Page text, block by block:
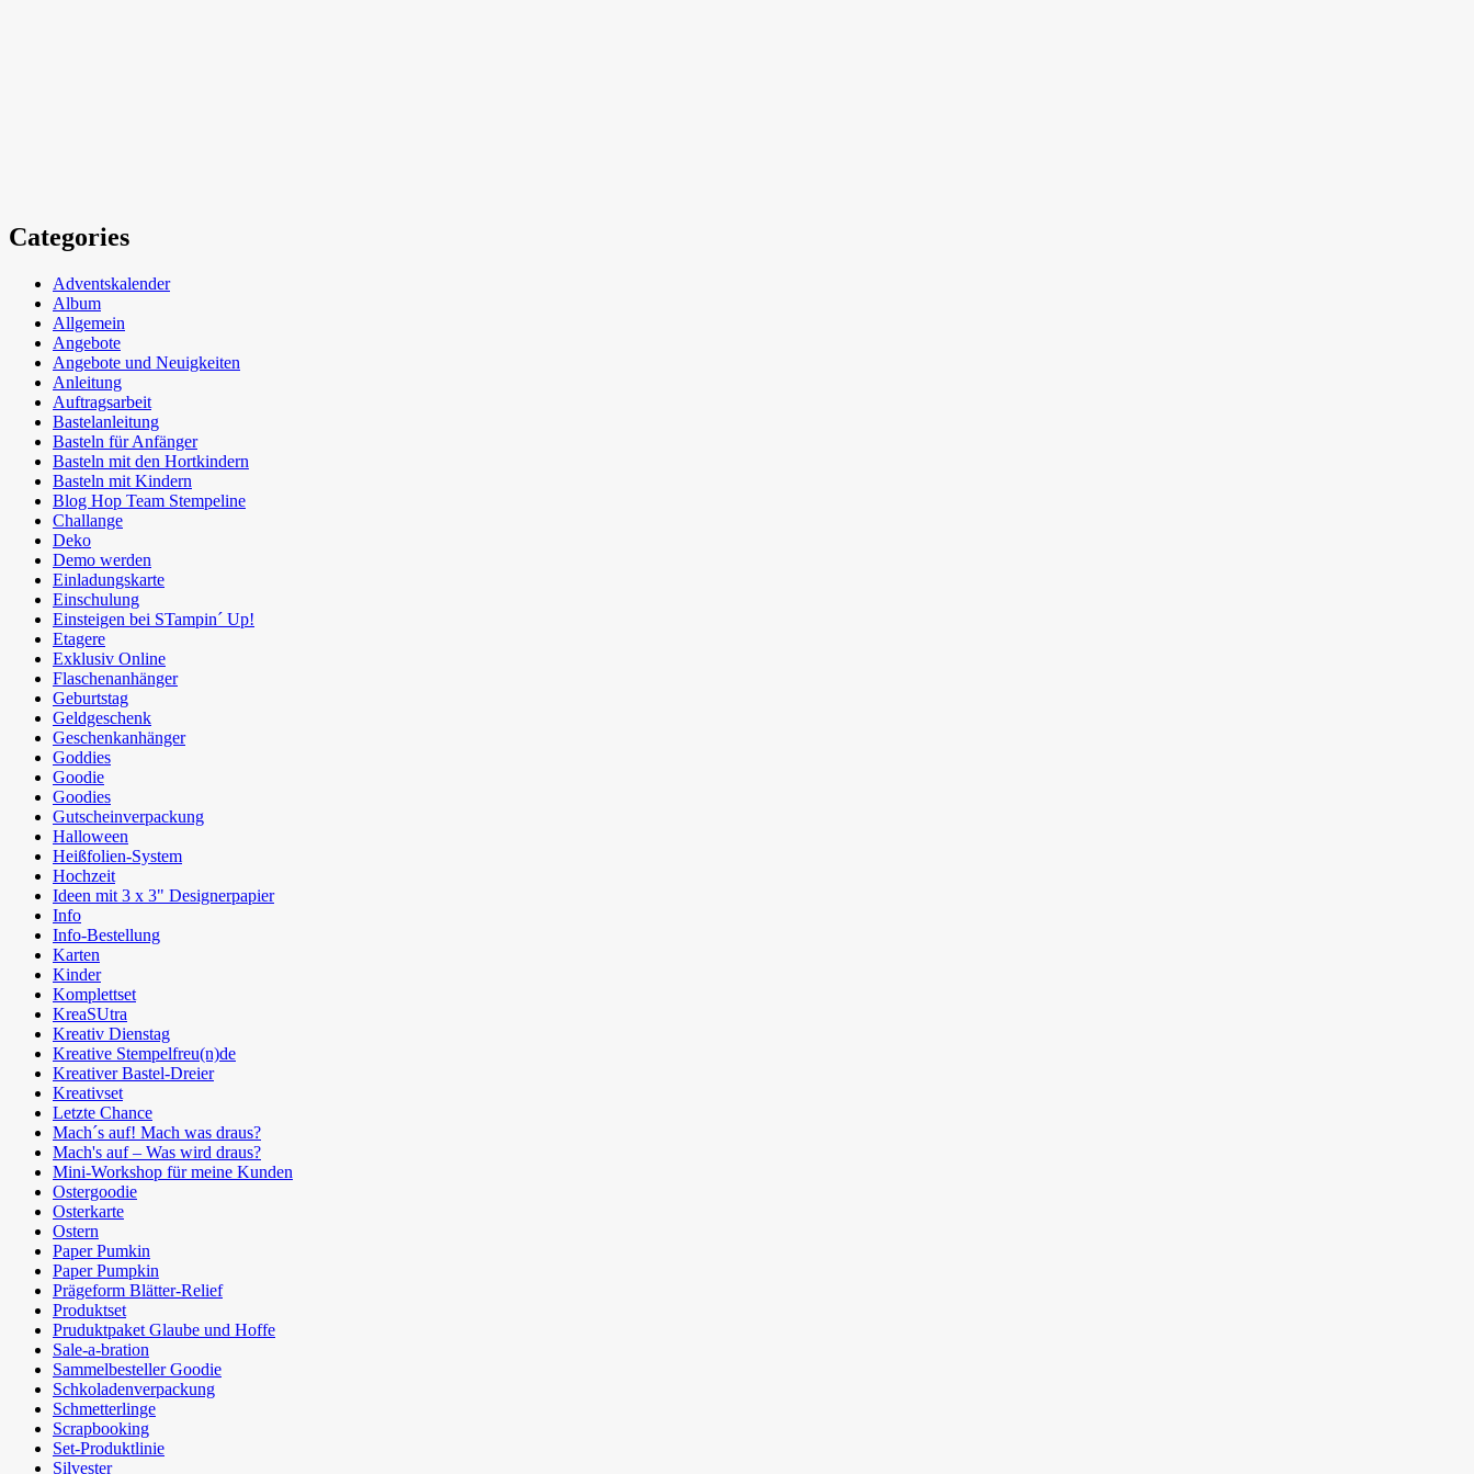
Categories
Adventskalender
Album
Allgemein
Angebote
Angebote und Neuigkeiten
Anleitung
Auftragsarbeit
Bastelanleitung
Basteln für Anfänger
Basteln mit den Hortkindern
Basteln mit Kindern
Blog Hop Team Stempeline
Challange
Deko
Demo werden
Einladungskarte
Einschulung
Einsteigen bei STampin´ Up!
Etagere
Exklusiv Online
Flaschenanhänger
Geburtstag
Geldgeschenk
Geschenkanhänger
Goddies
Goodie
Goodies
Gutscheinverpackung
Halloween
Heißfolien-System
Hochzeit
Ideen mit 3 x 3" Designerpapier
Info
Info-Bestellung
Karten
Kinder
Komplettset
KreaSUtra
Kreativ Dienstag
Kreative Stempelfreu(n)de
Kreativer Bastel-Dreier
Kreativset
Letzte Chance
Mach´s auf! Mach was draus?
Mach's auf – Was wird draus?
Mini-Workshop für meine Kunden
Ostergoodie
Osterkarte
Ostern
Paper Pumkin
Paper Pumpkin
Prägeform Blätter-Relief
Produktset
Pruduktpaket Glaube und Hoffe
Sale-a-bration
Sammelbesteller Goodie
Schkoladenverpackung
Schmetterlinge
Scrapbooking
Set-Produktlinie
Silvester